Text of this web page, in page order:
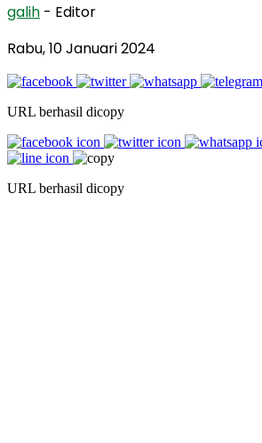
galih - Editor
Rabu, 10 Januari 2024
URL berhasil dicopy
URL berhasil dicopy